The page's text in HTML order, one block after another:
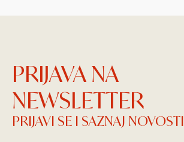
PRIJAVA NA
NEWSLETTER
PRIJAVI SE I SAZNAJ NOVOSTI